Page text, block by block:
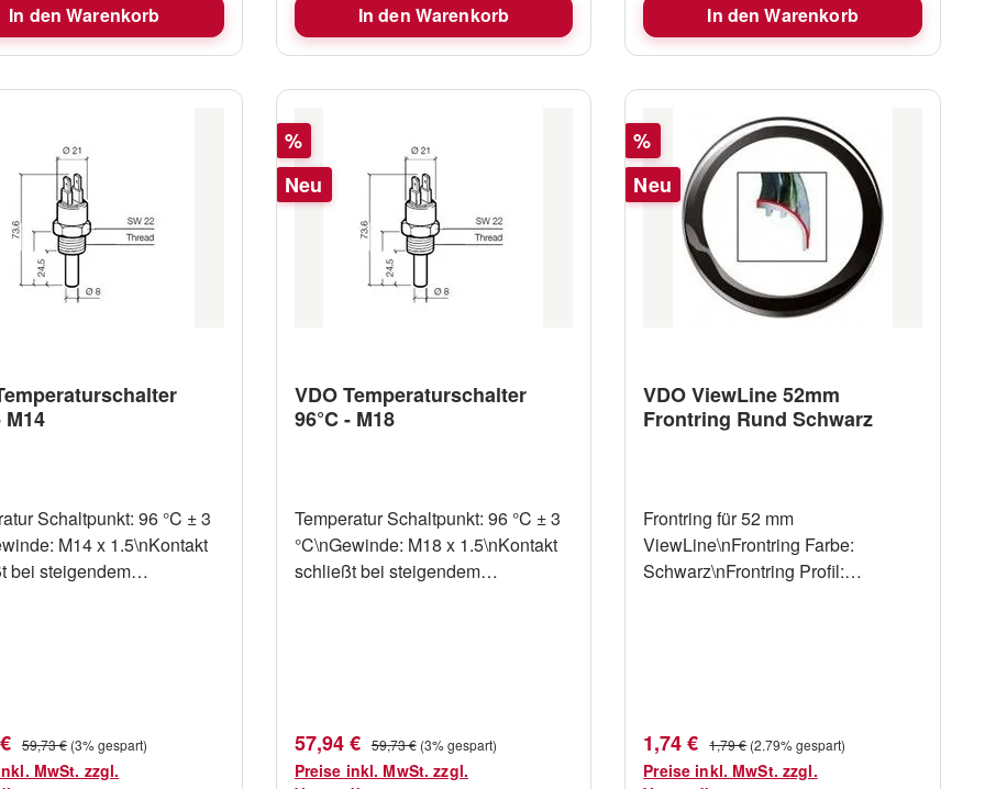
In den Warenkorb In den Warenkorb In den Warenkorb
M14
Schaltpunkt: 96 °C ± 3
M14 x 1.5\nKontakt
bei steigendem
Regulärer Preis:
59,73 € (3% gespart)
MwSt. zzgl.
Rabatt
%
Neu
VDO Temperaturschalter
96°C - M18
Temperatur Schaltpunkt: 96 °C ± 3
°C\nGewinde: M18 x 1.5\nKontakt
schließt bei steigendem
Verkaufspreis:
57,94 € Regulärer Preis:
59,73 € (3% gespart)
Preise inkl. MwSt. zzgl.
Rabatt
%
Neu
VDO ViewLine 52mm
Frontring Rund Schwarz
Frontring für 52 mm
ViewLine\nFrontring Farbe:
Schwarz\nFrontring Profil:
Verkaufspreis:
1,74 € Regulärer Preis:
1,79 € (2.79% gespart)
Preise inkl. MwSt. zzgl.